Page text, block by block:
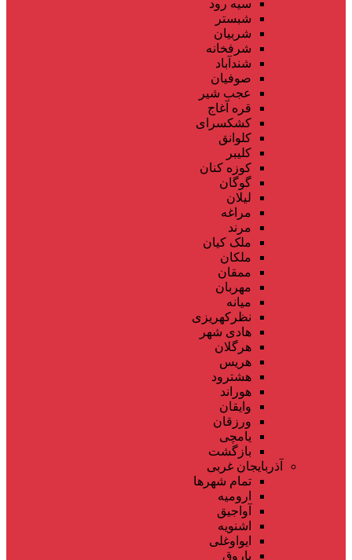
سیه رود
شبستر
شربیان
شرفخانه
شندآباد
صوفیان
عجب شیر
قره آغاج
کشکسرای
کلوانق
کلیبر
کوزه کنان
گوگان
لیلان
مراغه
مرند
ملک کیان
ملکان
ممقان
مهربان
میانه
نظرکهریزی
هادی شهر
هرگلان
هریس
هشترود
هوراند
وایقان
ورزقان
یامچی
بازگشت
آذربایجان غربی
تمام شهر‌ها
ارومیه
آواجیق
اشنویه
ایواوغلی
باروق